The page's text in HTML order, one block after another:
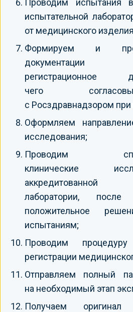
Проводим испытания в
испытательной
от медицинского
Формируем и
документации
чего
с Росздравнадзором при
Оформляем
исследования;
Проводим
клинические
аккредитованной
лаборатории,
положительное
испытаниям;
Проводим процедуру
регистрации
Отправляем полный
на необходимый этап
Получаем оригинал